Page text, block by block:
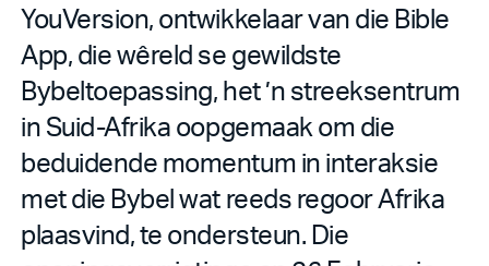
YouVersion, ontwikkelaar van die Bible
App, die wêreld se gewildste
Bybeltoepassing, het ’n streeksentrum
in Suid-Afrika oopgemaak om die
beduidende momentum in interaksie
met die Bybel wat reeds regoor Afrika
plaasvind, te ondersteun. Die